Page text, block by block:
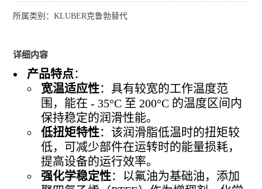
所属类别：KLUBER克鲁勃替代
详细内容
产品特点：
宽温适应性：具有较宽的工作温度范
围，能在 - 35°C 至 200°C 的温度区间内
保持稳定的润滑性能。
低扭矩特性：该润滑脂低温时的扭矩较
低，可减少部件在运转时的能量损耗，
提高设备的运行效率。
强化学稳定性：以氟油为基础油，添加